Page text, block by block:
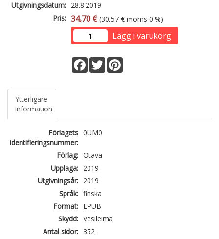
Utgivningsdatum: 28.8.2019
Pris: 34,70 € (30,57 € moms 0 %)
Lägg i varukorg
Facebook
Twitter
Ytterligare
information
Förlagets
identifieringsnummer:
0UM0
Förlag: Otava
Upplaga: 2019
Utgivningsår: 2019
Språk: finska
Format: EPUB
Skydd: Vesileima
Antal sidor: 352